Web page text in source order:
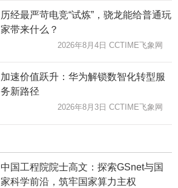
历经最严苛电竞“试炼”，骁龙能给普通玩
家带来什么？
2026年8月4日 CCTIME飞象网
加速价值跃升：华为解锁数智化转型服
务新路径
2026年8月3日 CCTIME飞象网
中国工程院院士高文：探索GSnet与国
家科学前沿，筑牢国家算力主权